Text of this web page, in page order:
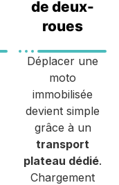
de deux-
roues
Déplacer une
moto
immobilisée
devient simple
grâce à un
transport
plateau dédié.
Chargement